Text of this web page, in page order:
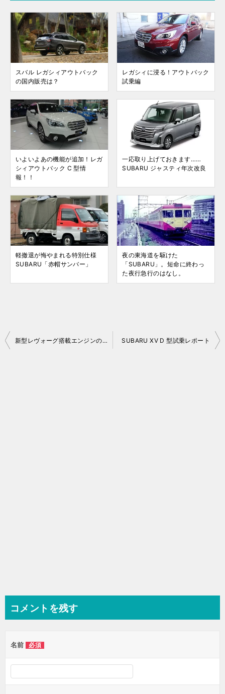
スバル レガシィアウトバック
の国内販売は？
レガシィに浸る！アウトバック
試乗編
いよいよあの機能が追加！レガ
シィアウトバック C 型情
報！！
一応取り上げておきます……
SUBARU ジャスティ年次改良
軽撤退が悔やまれる特別仕様
SUBARU「赤帽サンバー」
夜の東海道を駆けた
「SUBARU」。短命に終わっ
た夜行急行のはなし。
投
新型レヴォーグ搭載エンジンの噂 SUBARU XV D 型試乗レポート
コメントを残す
名前 必須